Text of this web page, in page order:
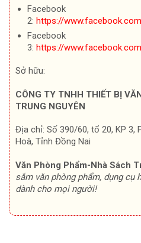
Facebook
2: https://
Facebook
3: https://
Sở hữu:
CÔNG TY TNHH THIẾT BỊ
TRUNG NGUYÊN
Địa chỉ: Số 390/60, tổ 20, KP 3,
Hoà, Tỉnh Đồng Nai
Văn Phòng Phẩm-Nhà Sách
sắm văn phòng phẩm, dụng cụ
dành cho mọi người!